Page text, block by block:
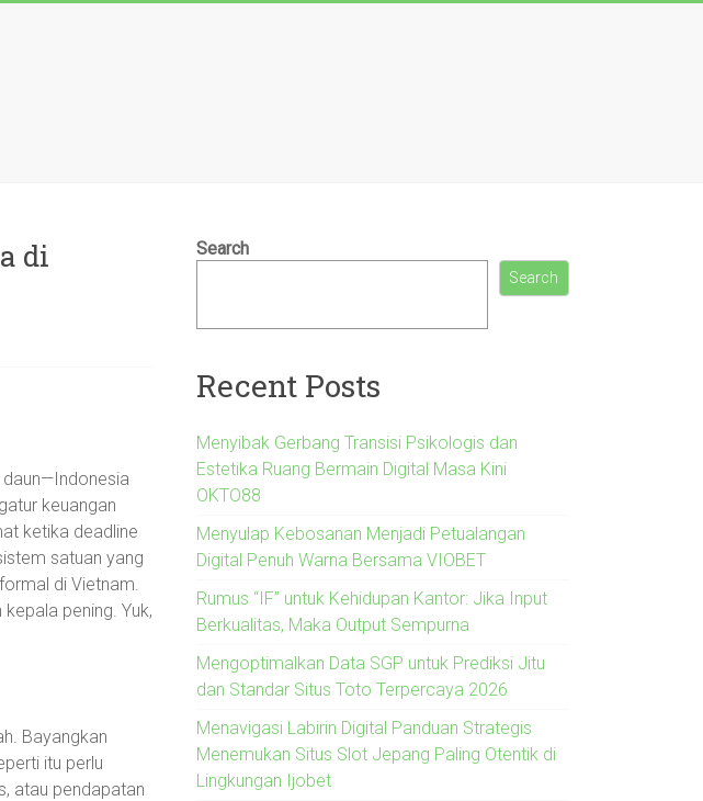
di
daun—Indonesia
keuangan
ketika deadline
satuan yang
di Vietnam.
pening. Yuk,
Bayangkan
itu perlu
atau pendapatan
Search
Search
Recent Posts
Menyibak Gerbang Transisi Psikologis dan
Estetika Ruang Bermain Digital Masa Kini
OKTO88
Menyulap Kebosanan Menjadi Petualangan
Digital Penuh Warna Bersama VIOBET
Rumus “IF” untuk Kehidupan Kantor: Jika Input
Berkualitas, Maka Output Sempurna
Mengoptimalkan Data SGP untuk Prediksi Jitu
dan Standar Situs Toto Terpercaya 2026
Menavigasi Labirin Digital Panduan Strategis
Menemukan Situs Slot Jepang Paling Otentik di
Lingkungan Ijobet